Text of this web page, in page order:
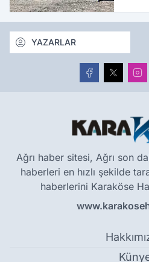
YAZARLAR
Ağrı haber sitesi, Ağrı son
haberleri en hızlı şekilde
haberlerini Karaköse